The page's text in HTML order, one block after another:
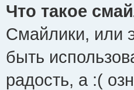
Что такое
Смайлики, или
быть
радость, а :(